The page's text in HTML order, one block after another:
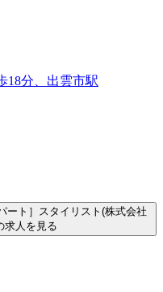
18分、出雲市駅
ート］スタイリスト(株式会社
求人を見る